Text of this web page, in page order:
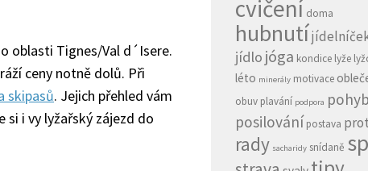
oblasti Tignes/Val d´Isere.
ceny notně dolů. Při
skipasů. Jejich přehled vám
si i vy lyžařský zájezd do
cvičení doma
hubnutí
jídlo jóga kondice lyže
léto minerály motivace
obuv plavání podpora pohyb
posilování postava
rady sacharidy snídaně